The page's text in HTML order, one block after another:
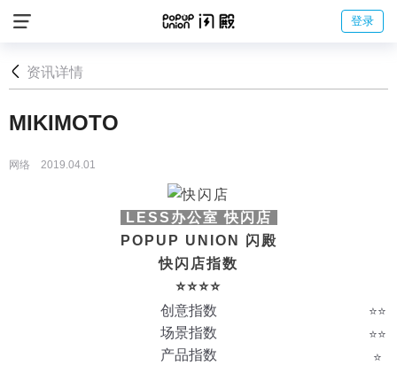
登录
资讯详情
MIKIMOTO
网络 2019.04.01
LESS办公室 快闪店
POPUP UNION 闪殿
快闪店指数
⭐️⭐️⭐️⭐️
创意指数
场景指数
产品指数
⭐️⭐️
⭐️⭐️
⭐️